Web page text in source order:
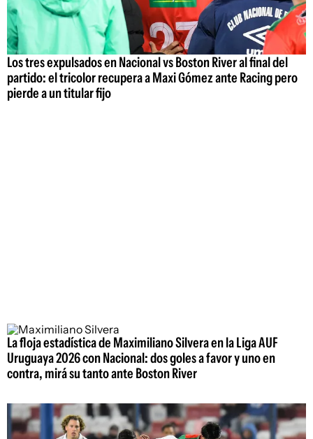
Los tres expulsados en Nacional vs Boston River al final del
partido: el tricolor recupera a Maxi Gómez ante Racing pero
pierde a un titular fijo
La floja estadística de Maximiliano Silvera en la Liga AUF
Uruguaya 2026 con Nacional: dos goles a favor y uno en
contra, mirá su tanto ante Boston River